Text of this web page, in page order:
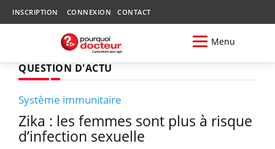
INSCRIPTION CONNEXION CONTACT
Menu
QUESTION D'ACTU
Système immunitaire
Zika : les femmes sont plus à risque
d’infection sexuelle